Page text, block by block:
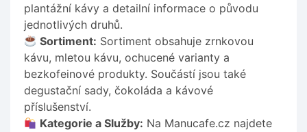
plantážní kávy a detailní informace o původu
jednotlivých druhů.
Sortiment: Sortiment obsahuje zrnkovou
kávu, mletou kávu, ochucené varianty a
bezkofeinové produkty. Součástí jsou také
degustační sady, čokoláda a kávové
příslušenství.
Kategorie a Služby: Na Manucafe.cz najdete